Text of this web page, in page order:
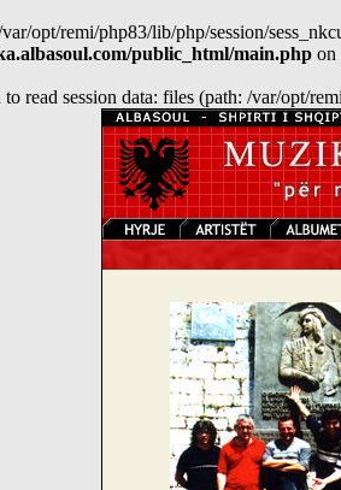
var/opt/remi/php83/lib/php/session/
public_html/main.php on
to read session data: files (path: /var/opt/